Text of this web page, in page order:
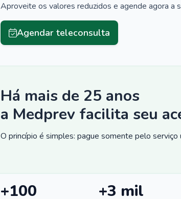
Aproveite os valores reduzidos e agende agora a
Agendar teleconsulta
Há mais de 25 anos
a Medprev facilita seu
O princípio é simples: pague somente pelo serviço
+100 +3 mil